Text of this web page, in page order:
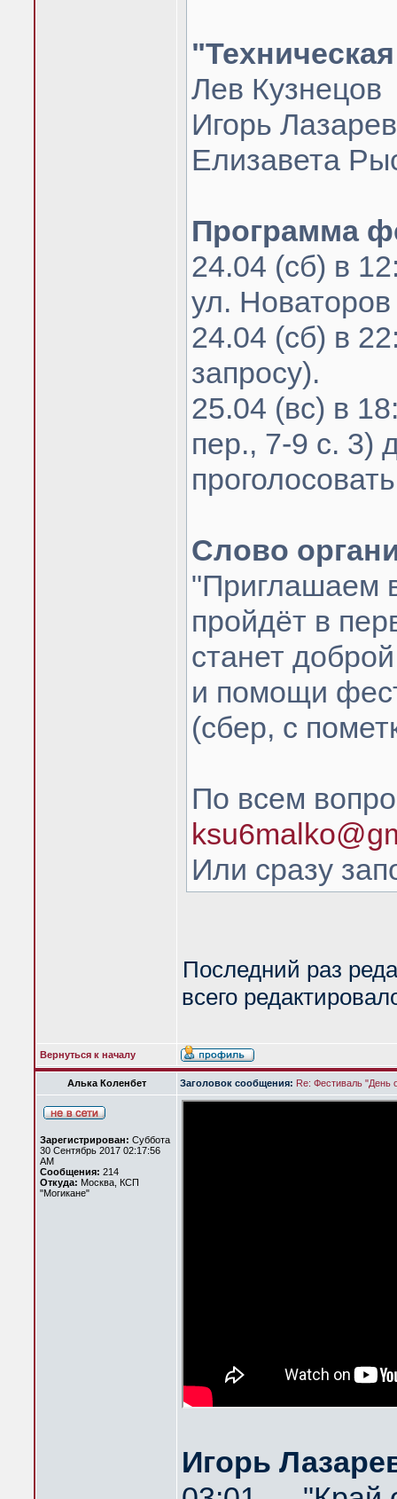
Лев Кузнецов
Игорь Лазарев
Елизавета
Программа
24.04 (сб) в
ул.
24.04 (сб) в
запросу).
25.04 (вс) в
пер., 7-9 с. 3)
Слово
"Приглашаем
пройдёт в
станет
и помощи
(сбер, с
По всем
Или сразу
Последний раз
всего
Вернуться к началу
Алька Коленбет Заголовок сообщения: Re: Фестиваль "День
Зарегистрирован: Суббота
30 Сентябрь 2017 02:17:56
AM
Сообщения: 214
Откуда: Москва, КСП
"Могикане"
Игорь